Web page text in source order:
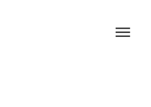
| 바릿